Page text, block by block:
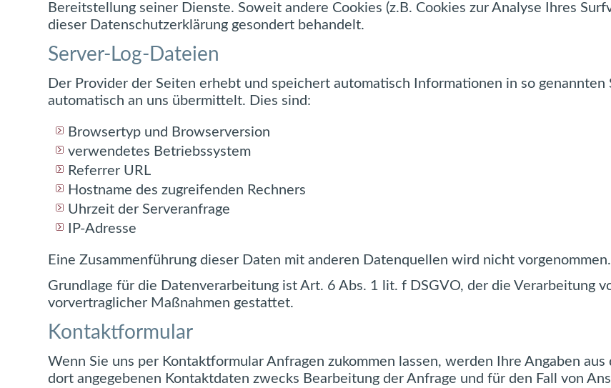
Bereitstellung seiner Dienste. Soweit andere Cookies (z.B. Cookies zur Analyse Ihres
dieser Datenschutzerklärung gesondert behandelt.
Server-Log-Dateien
Der Provider der Seiten erhebt und speichert automatisch Informationen in so
automatisch an uns übermittelt. Dies sind:
Browsertyp und Browserversion
verwendetes Betriebssystem
Referrer URL
Hostname des zugreifenden Rechners
Uhrzeit der Serveranfrage
IP-Adresse
Eine Zusammenführung dieser Daten mit anderen Datenquellen wird nicht vorgenommen.
Grundlage für die Datenverarbeitung ist Art. 6 Abs. 1 lit. f DSGVO, der die Verarbeitung
vorvertraglicher Maßnahmen gestattet.
Kontaktformular
Wenn Sie uns per Kontaktformular Anfragen zukommen lassen, werden Ihre Angaben
dort angegebenen Kontaktdaten zwecks Bearbeitung der Anfrage und für den Fall von